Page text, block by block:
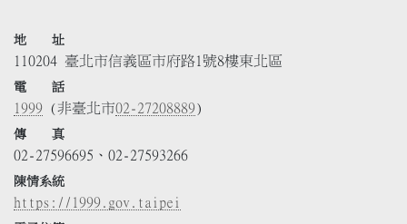
地 址
110204 臺北市信義區市府路1號8樓東北區
電 話
1999 (非臺北市02-27208889)
傳 真
02-27596695、02-27593266
陳情系統
https://1999.gov.taipei